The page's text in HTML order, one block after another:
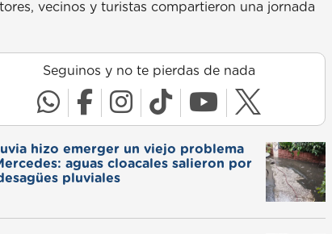
vecinos y turistas compartieron una jornada
Seguinos y no te pierdas de nada
hizo emerger un viejo problema
aguas cloacales salieron por
pluviales